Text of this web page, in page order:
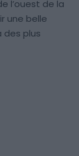
l’ouest de la
une belle
des plus